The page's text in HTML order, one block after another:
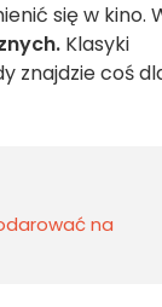
się w kino.
. Klasyki
znajdzie coś
na